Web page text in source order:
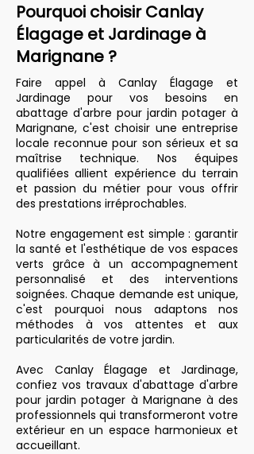
Pourquoi choisir Canlay
Élagage et Jardinage à
Marignane ?
Faire appel à Canlay Élagage et
Jardinage pour vos besoins en
abattage d'arbre pour jardin potager à
Marignane, c'est choisir une entreprise
locale reconnue pour son sérieux et sa
maîtrise technique. Nos équipes
qualifiées allient expérience du terrain
et passion du métier pour vous offrir
des prestations irréprochables.
Notre engagement est simple : garantir
la santé et l'esthétique de vos espaces
verts grâce à un accompagnement
personnalisé et des interventions
soignées. Chaque demande est unique,
c'est pourquoi nous adaptons nos
méthodes à vos attentes et aux
particularités de votre jardin.
Avec Canlay Élagage et Jardinage,
confiez vos travaux d'abattage d'arbre
pour jardin potager à Marignane à des
professionnels qui transformeront votre
extérieur en un espace harmonieux et
accueillant.